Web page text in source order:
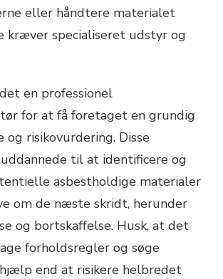
eller håndtere materialet
kræver specialiseret udstyr og
en professionel
for at få foretaget en grundig
og risikovurdering. Disse
til at identificere og
asbestholdige materialer
om de næste skridt, herunder
og bortskaffelse. Husk, at det
forholdsregler og søge
end at risikere helbredet